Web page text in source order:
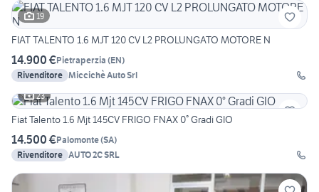
19
FIAT TALENTO 1.6 MJT 120 CV L2 PROLUNGATO MOTORE N
14.900 €Pietraperzia (EN)
Rivenditore Miccichè Auto Srl
23
Fiat Talento 1.6 Mjt 145CV FRIGO FNAX 0° Gradi GIO
14.500 €Palomonte(SA)
Rivenditore AUTO 2C SRL